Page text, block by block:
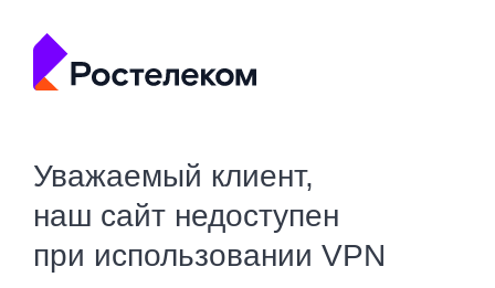
Уважаемый клиент,
наш сайт недоступен
при использовании VPN